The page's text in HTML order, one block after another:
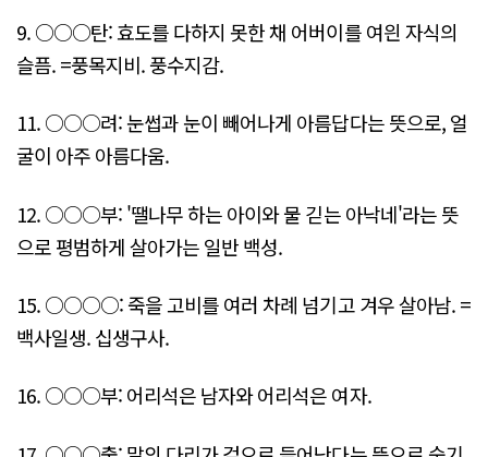
9. ○○○탄: 효도를 다하지 못한 채 어버이를 여읜 자식의
슬픔. =풍목지비. 풍수지감.
11. ○○○려: 눈썹과 눈이 빼어나게 아름답다는 뜻으로, 얼
굴이 아주 아름다움.
12. ○○○부: '땔나무 하는 아이와 물 긷는 아낙네'라는 뜻
으로 평범하게 살아가는 일반 백성.
15. ○○○○: 죽을 고비를 여러 차례 넘기고 겨우 살아남. =
백사일생. 십생구사.
16. ○○○부: 어리석은 남자와 어리석은 여자.